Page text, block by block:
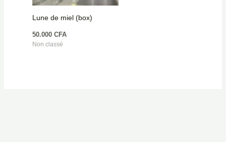
Lune de miel (box)
50.000 CFA
Non classé